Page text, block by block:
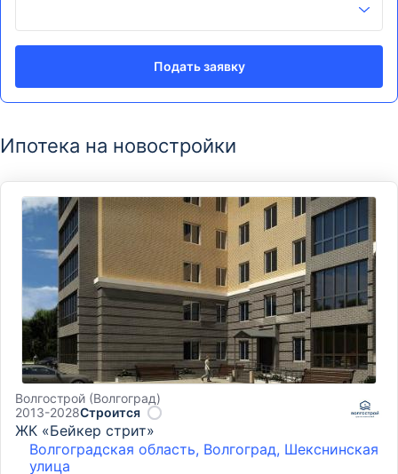
Подать заявку
Ипотека на новостройки
Волгострой (Волгоград)
2013-2028Строится
ЖК «Бейкер стрит»
Волгоградская область, Волгоград, Шекснинская
улица